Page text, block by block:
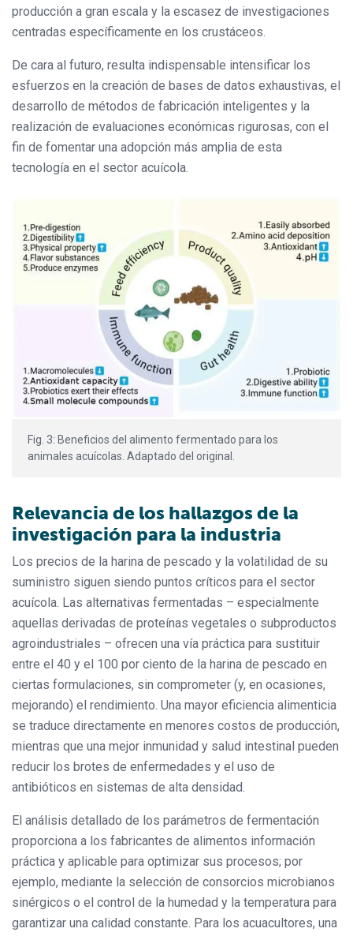
producción a gran escala y la escasez de investigaciones
centradas específicamente en los crustáceos.
De cara al futuro, resulta indispensable intensificar los
esfuerzos en la creación de bases de datos exhaustivas, el
desarrollo de métodos de fabricación inteligentes y la
realización de evaluaciones económicas rigurosas, con el
fin de fomentar una adopción más amplia de esta
tecnología en el sector acuícola.
Fig. 3: Beneficios del alimento fermentado para los
animales acuícolas. Adaptado del original.
Relevancia de los hallazgos de la
investigación para la industria
Los precios de la harina de pescado y la volatilidad de su
suministro siguen siendo puntos críticos para el sector
acuícola. Las alternativas fermentadas – especialmente
aquellas derivadas de proteínas vegetales o subproductos
agroindustriales – ofrecen una vía práctica para sustituir
entre el 40 y el 100 por ciento de la harina de pescado en
ciertas formulaciones, sin comprometer (y, en ocasiones,
mejorando) el rendimiento. Una mayor eficiencia alimenticia
se traduce directamente en menores costos de producción,
mientras que una mejor inmunidad y salud intestinal pueden
reducir los brotes de enfermedades y el uso de
antibióticos en sistemas de alta densidad.
El análisis detallado de los parámetros de fermentación
proporciona a los fabricantes de alimentos información
práctica y aplicable para optimizar sus procesos; por
ejemplo, mediante la selección de consorcios microbianos
sinérgicos o el control de la humedad y la temperatura para
garantizar una calidad constante. Para los acuacultores, una